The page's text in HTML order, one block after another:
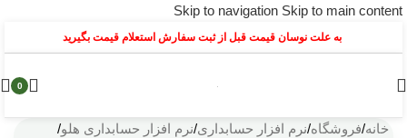
Skip to navigation Skip to main content
به علت نوسان قیمت قبل از ثبت سفارش استعلام قیمت بگیرید
0
خانه/فروشگاه/نرم افزار حسابداری/نرم افزار حسابداری هلو/